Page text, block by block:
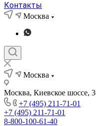
Контакты
Москва
Москва
Москва, Киевское шоссе,
+7 (495) 211-71-01
+7 (495) 211-71-01
8-800-100-61-40